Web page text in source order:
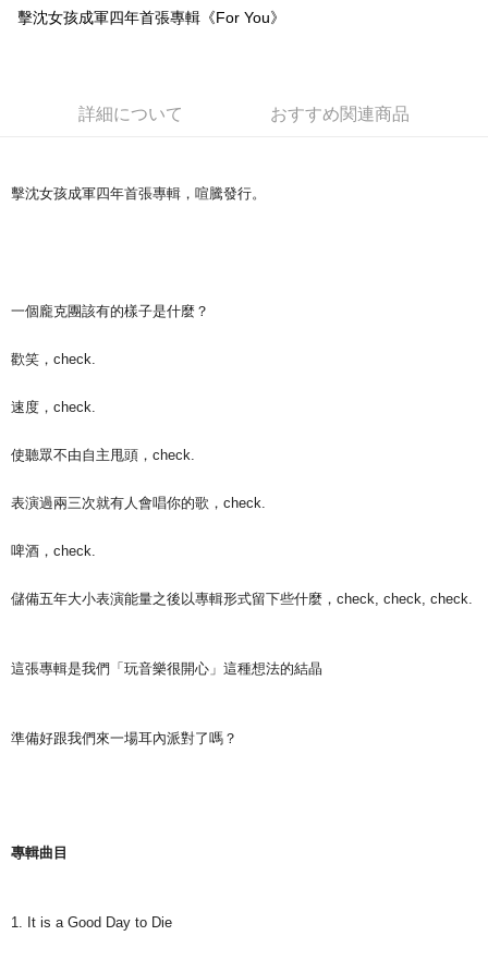
Apple Pay
配送毎にNT$65、NT$1,000以上で送料無料
7-11取貨付款
付款後7-11取貨
配送毎にNT$65、NT$1,000以上で送料無料
擊沈女孩成軍四年首張專輯《For You》
詳細について おすすめ関連商品
擊沈女孩成軍四年首張專輯，喧騰發行。
一個龐克團該有的樣子是什麼？
歡笑，check.
速度，check.
使聽眾不由自主甩頭，check.
表演過兩三次就有人會唱你的歌，check.
啤酒，check.
儲備五年大小表演能量之後以專輯形式留下些什麼，check, check, check.
這張專輯是我們「玩音樂很開心」這種想法的結晶
準備好跟我們來一場耳內派對了嗎？
專輯曲目
1. It is a Good Day to Die